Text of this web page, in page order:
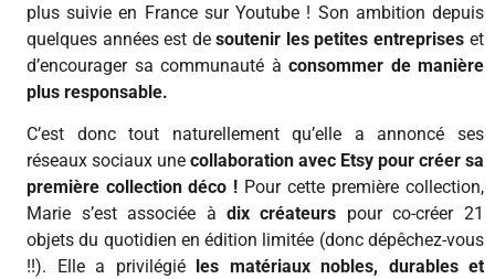
plus suivie en France sur Youtube ! Son ambition depuis
quelques années est de soutenir les petites entreprises et
d’encourager sa communauté à consommer de manière
plus responsable.
C’est donc tout naturellement qu’elle a annoncé ses
réseaux sociaux une collaboration avec Etsy pour créer sa
première collection déco ! Pour cette première collection,
Marie s’est associée à dix créateurs pour co-créer 21
objets du quotidien en édition limitée (donc dépêchez-vous
!!). Elle a privilégié les matériaux nobles, durables et